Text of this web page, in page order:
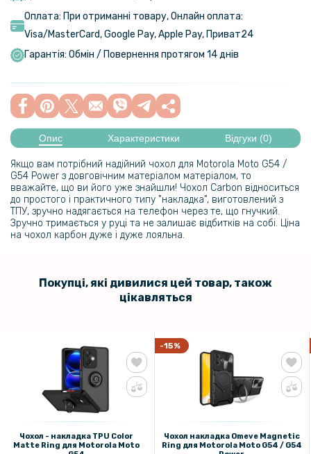
299 грн
Гідрогелева плівка iNobi Matte для Motorola Moto G54 на задню
254 грн
299 грн
Чохол накладка Ricco Camera Sliding для Motorola Moto G54 \ G54
407 грн
479 грн
Чохол книжка Epik iFace Retro Leather для Motorola Moto G54
429 грн
219 грн
Захисне скло Privacy Full Screen для Motorola Moto G54 / G54
Power​​, Black
Оплата: При отриманні товару, Онлайн оплата:
Visa/MasterСard, Google Pay, Apple Pay, Приват24
Гарантія: Обмін / Повернення протягом 14 днів
Опис Характеристики Відгуки (0)
Якщо вам потрібний надійний чохол для Motorola Moto G54 /
G54 Power з довговічним матеріалом матеріалом, то
вважайте, що ви його уже знайшли! Чохол Carbon відноситься
до простого і практичного типу "накладка", виготовлений з
ТПУ, зручно надягається на телефон через те, що гнучкий.
Зручно тримається у руці та не залишає відбитків на собі. Ціна
на чохол карбон дуже і дуже лояльна.
Покупці, які дивилися цей товар, також
цікавляться
Чохол - накладка TPU Color
Matte Ring для Motorola Moto
-15%
Чохол накладка Omeve Magnetic
Ring для Motorola Moto G54 / G54